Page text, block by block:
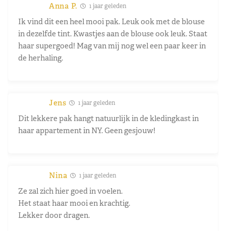
Anna P. 1 jaar geleden
Ik vind dit een heel mooi pak. Leuk ook met de blouse
in dezelfde tint. Kwastjes aan de blouse ook leuk. Staat
haar supergoed! Mag van mij nog wel een paar keer in
de herhaling.
Jens 1 jaar geleden
Dit lekkere pak hangt natuurlijk in de kledingkast in
haar appartement in NY. Geen gesjouw!
Nina 1 jaar geleden
Ze zal zich hier goed in voelen.
Het staat haar mooi en krachtig.
Lekker door dragen.